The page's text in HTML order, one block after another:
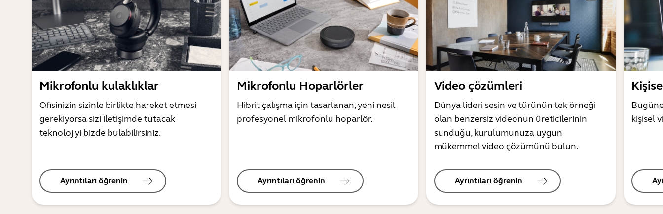
Mikrofonlu kulaklıklar
Ofisinizin sizinle birlikte hareket etmesi
gerekiyorsa sizi iletişimde tutacak
teknolojiyi bizde bulabilirsiniz.
Ayrıntıları öğrenin
Mikrofonlu Hoparlörler
Hibrit çalışma için tasarlanan, yeni nesil
profesyonel mikrofonlu hoparlör.
Ayrıntıları öğrenin
Video çözümleri
Dünya lideri sesin ve türünün tek örneği
olan benzersiz videonun üreticilerinin
sunduğu, kurulumunuza uygun
mükemmel video çözümünü bulun.
Ayrıntıları öğrenin
kişisel